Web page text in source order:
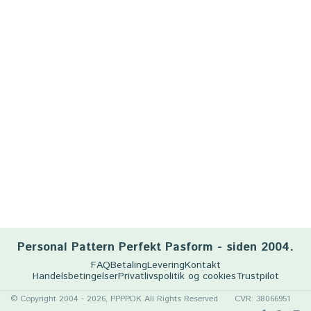
Personal Pattern Perfekt Pasform - siden 2004.
FAQBetalingLeveringKontakt
HandelsbetingelserPrivatlivspolitik og cookiesTrustpilot
© Copyright 2004 - 2026, PPPP.DK All Rights Reserved CVR: 38066951